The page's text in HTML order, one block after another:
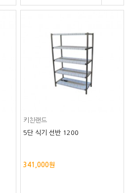
키친랜드
5단 식기 선반 1200
341,000원